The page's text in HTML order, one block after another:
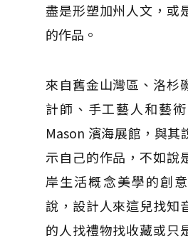
盡是形塑加州人文，或
的作品。
來自舊金山灣區、洛杉
計師、手工藝人和藝
Mason 濱海展館，與其
示自己的作品，不如說
岸生活概念美學的創
說，設計人來這兒找知
的人找禮物找收藏或只